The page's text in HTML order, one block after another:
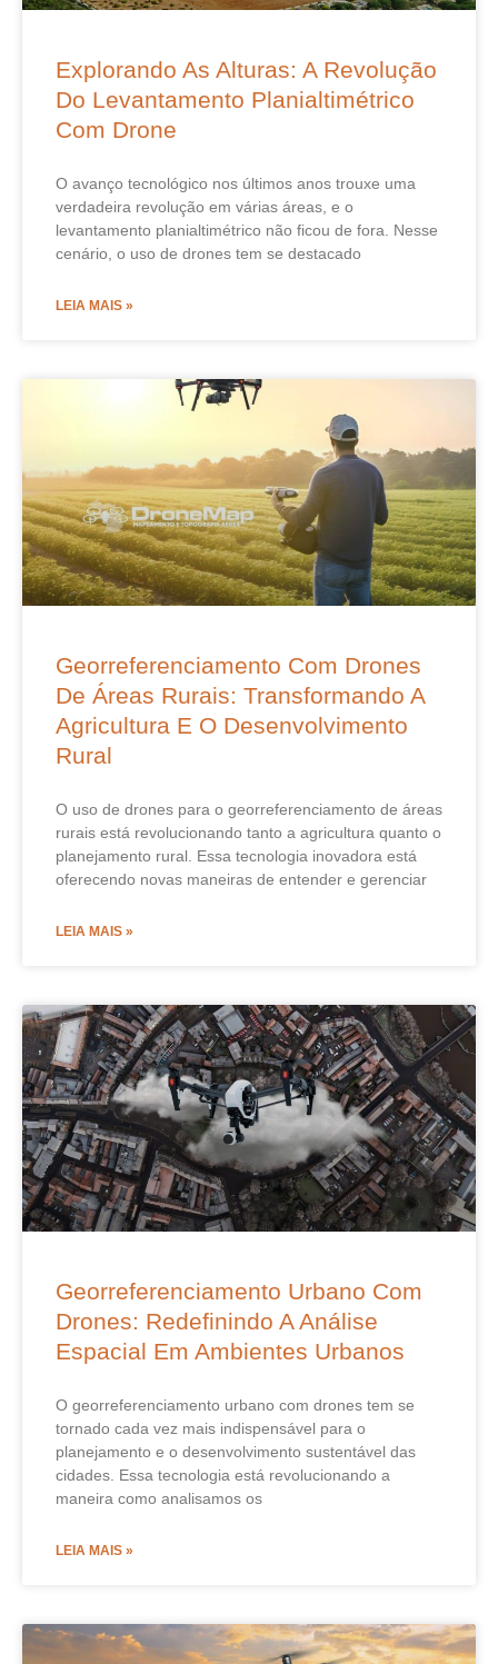
Explorando As Alturas: A Revolução
Do Levantamento Planialtimétrico
Com Drone
O avanço tecnológico nos últimos anos trouxe uma
verdadeira revolução em várias áreas, e o
levantamento planialtimétrico não ficou de fora. Nesse
cenário, o uso de drones tem se destacado
LEIA MAIS »
Georreferenciamento Com Drones
De Áreas Rurais: Transformando A
Agricultura E O Desenvolvimento
Rural
O uso de drones para o georreferenciamento de áreas
rurais está revolucionando tanto a agricultura quanto o
planejamento rural. Essa tecnologia inovadora está
oferecendo novas maneiras de entender e gerenciar
LEIA MAIS »
Georreferenciamento Urbano Com
Drones: Redefinindo A Análise
Espacial Em Ambientes Urbanos
O georreferenciamento urbano com drones tem se
tornado cada vez mais indispensável para o
planejamento e o desenvolvimento sustentável das
cidades. Essa tecnologia está revolucionando a
maneira como analisamos os
LEIA MAIS »